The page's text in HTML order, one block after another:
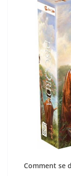
Comment se